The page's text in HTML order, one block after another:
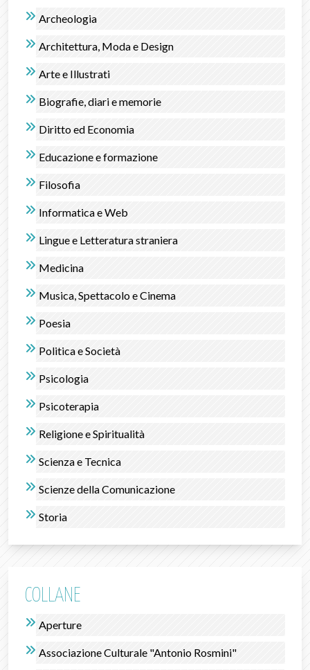
Archeologia
Architettura, Moda e Design
Arte e Illustrati
Biografie, diari e memorie
Diritto ed Economia
Educazione e formazione
Filosofia
Informatica e Web
Lingue e Letteratura straniera
Medicina
Musica, Spettacolo e Cinema
Poesia
Politica e Società
Psicologia
Psicoterapia
Religione e Spiritualità
Scienza e Tecnica
Scienze della Comunicazione
Storia
COLLANE
Aperture
Associazione Culturale "Antonio Rosmini"